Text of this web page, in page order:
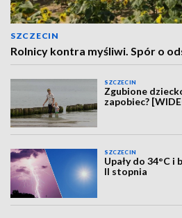
SZCZECIN
Rolnicy kontra myśliwi. Spór o
SZCZECIN
Zgubione
zapobiec?
SZCZECIN
Upały do 34°C i
II stopnia